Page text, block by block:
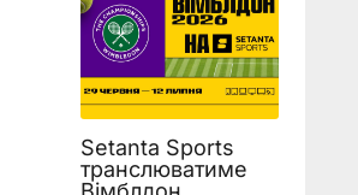
Setanta Sports
транслюватиме